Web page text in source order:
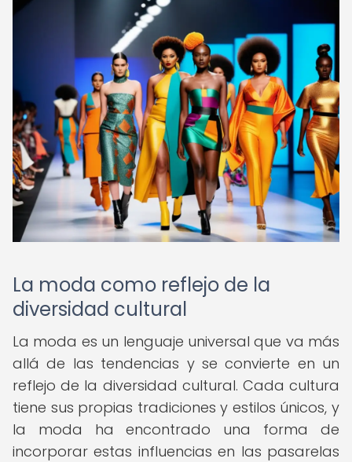
La moda como reflejo de la
diversidad cultural
La moda es un lenguaje universal que va más
allá de las tendencias y se convierte en un
reflejo de la diversidad cultural. Cada cultura
tiene sus propias tradiciones y estilos únicos, y
la moda ha encontrado una forma de
incorporar estas influencias en las pasarelas